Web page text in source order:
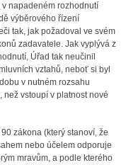
napadeném rozhodnutí
výběrového řízení
tak, jak požadoval ve svém
zadavatele. Jak vyplývá z
Úřad tak neučinil
vztahů, neboť si byl
v nutném rozsahu
vstoupí v platnost nové
zákona (který stanoví, že
nebo účelem odporuje
mravům, a podle kterého